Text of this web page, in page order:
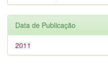
Data de Publicação
2011